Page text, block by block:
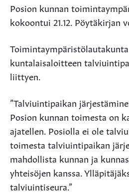
Posion kunnan
kokoontui 21.12. Pöytäkirjan
kuntalaisaloitteen
liittyen.
”Talviuintipaikan
Posion kunnan toimesta on
ajatellen. Posiolla ei ole
toimesta talviuintipaikan
mahdollista kunnan ja
yhteisöjen kanssa.
talviuintiseura.”